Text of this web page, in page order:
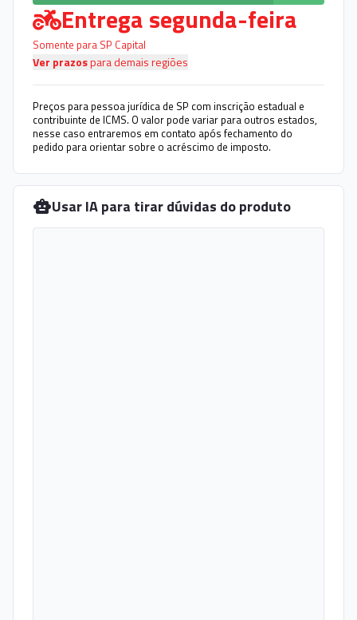
Entrega segunda-feira
Somente para SP Capital
Ver prazospara demais regiões
Preços para pessoa jurídica de SP com inscrição estadual e
contribuinte de ICMS. O valor pode variar para outros estados,
nesse caso entraremos em contato após fechamento do
pedido para orientar sobre o acréscimo de imposto.
Usar IA para tirar dúvidas do produto